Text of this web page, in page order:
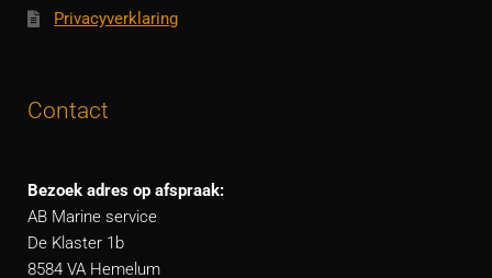
Privacyverklaring
Contact
Bezoek adres op afspraak:
AB Marine service
De Klaster 1b
8584 VA Hemelum